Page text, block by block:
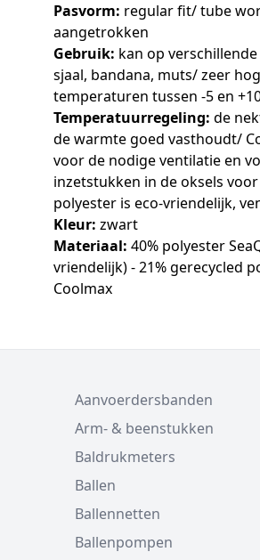
Pasvorm: regular fit/ tube
aangetrokken
Gebruik: kan op
sjaal, bandana, muts/ zeer
temperaturen tussen -5 en
Temperatuurregeling: de
de warmte goed vasthoudt/
voor de nodige ventilatie en
inzetstukken in de oksels
polyester is eco-vriendelijk,
Kleur: zwart
Materiaal: 40% polyester
vriendelijk) - 21% gerecycled
Coolmax
Aanvoerdersbanden
Arm- & beenstukken
Baldrukmeters
Ballen
Ballennetten
Ballenpompen